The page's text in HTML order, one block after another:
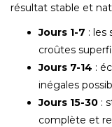
résultat stable et
Jours 1-7 : les
croûtes
Jours 7-14 :
inégales
Jours 15-30 :
complète et